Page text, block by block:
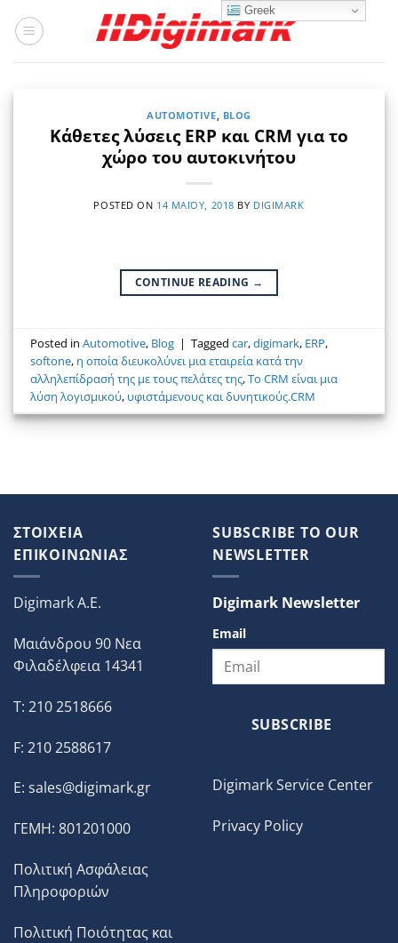
στο
AUTOMOTIVE, BLOG
Κάθετες λύσεις ERP και CRM για το
χώρο του αυτοκινήτου
POSTED ON 14 ΜΑΪ́ΟΥ, 2018 BY DIGIMARK
CONTINUE READING →
Posted inAutomotive, Blog | Taggedcar,digimark, ERP,
softone, η οποία διευκολύνει μια εταιρεία κατά την
αλληλεπίδρασή της με τους πελάτες της,Το CRM είναι μια
λύση λογισμικού, υφιστάμενους και δυνητικούς.CRM
ΣΤΟΙΧΕΙΑ
ΕΠΙΚΟΙΝΩΝΙΑΣ
Digimark A.E.
Μαιάνδρου 90 Νεα
Φιλαδέλφεια 14341
T: 210 2518666
F: 210 2588617
E: sales@digimark.gr
ΓΕΜΗ: 801201000
Πολιτική Ασφάλειας
Πληροφοριών
Πολιτική Ποιότητας και
SUBSCRIBE TO OUR
NEWSLETTER
Digimark Newsletter
Email
SUBSCRIBE
Digimark Service Center
Privacy Policy
Greek